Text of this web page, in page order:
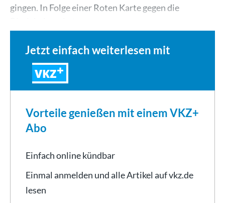
gingen. In Folge einer Roten Karte gegen die
Jetzt einfach weiterlesen mit
VKZ
Vorteile genießen mit einem VKZ+
Abo
Einfach online kündbar
Einmal anmelden und alle Artikel auf vkz.de
lesen